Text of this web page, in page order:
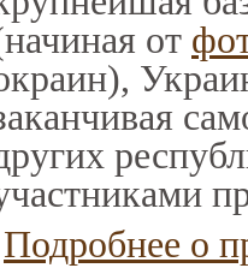
от
Подробнее о